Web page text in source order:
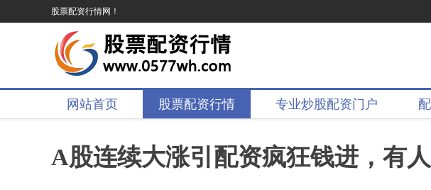
股票配资行情网！
网站首页 股票配资行情 专业炒股配资门户
A股连续大涨引配资疯狂钱进，有